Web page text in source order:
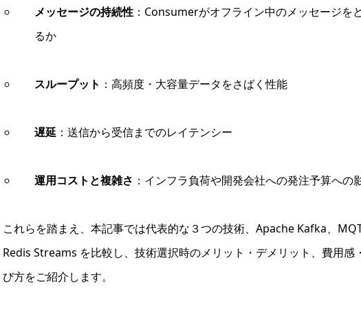
メッセージの持続性：Consumerがオフライン中のメッセージを
るか
スループット ：高頻度・大容量データをさばく性能
遅延：送信から受信までのレイテンシー
運用コストと複雑さ ：インフラ負荷や開発会社への発注予算への
これらを踏まえ、本記事では代表的な３つの技術、Apache Kafka、
Redis Streams を比較し、技術選択時のメリット・デメリット、費用感
び方をご紹介します。